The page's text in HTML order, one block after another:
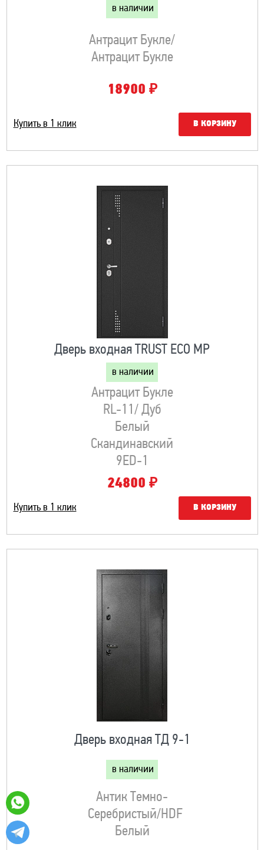
в наличии
Антрацит Букле/
Антрацит Букле
18900 ₽
Купить в 1 клик В КОРЗИНУ
Дверь входная TRUST ECO MP
в наличии
Антрацит Букле
RL-11/ Дуб
Белый
Скандинавский
9ED-1
24800 ₽
Купить в 1 клик В КОРЗИНУ
Дверь входная ТД 9-1
в наличии
Антик Темно-
Серебристый/HDF
Белый